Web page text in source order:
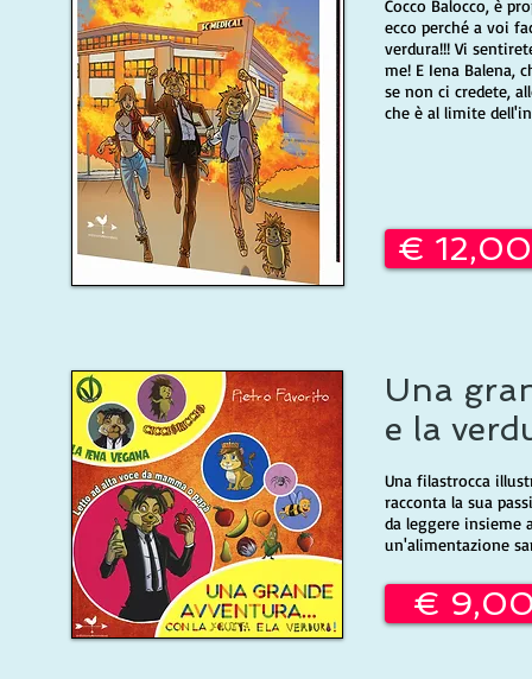
Cocco Balocco, è
ecco perché a voi
verdura!!! Vi
me! E Iena Balena,
se non ci credete,
che è al limite
Una
e la
Una filastrocca
racconta la sua
da leggere insieme
un'alimentazione
€
€